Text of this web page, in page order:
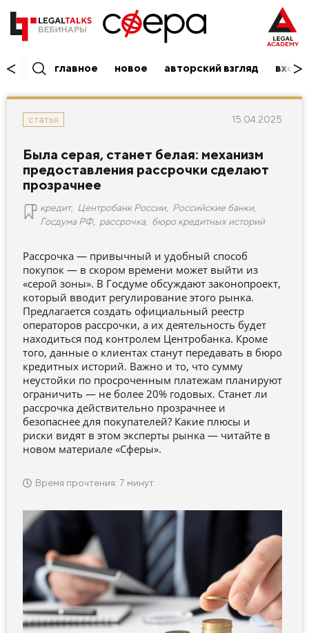
главное новое авторский взгляд вход/
статья 15.04.2025
Была серая, станет белая: механизм
предоставления рассрочки сделают
прозрачнее
кредит, Центробанк России, Российские банки,
Госдума РФ, рассрочка бюро кредитных историй
Рассрочка — привычный и удобный способ
покупок — в скором времени может выйти из
«серой зоны». В Госдуме обсуждают законопроект,
который вводит регулирование этого рынка.
Предлагается создать официальный реестр
операторов рассрочки, а их деятельность будет
находиться под контролем Центробанка. Кроме
того, данные о клиентах станут передавать в бюро
кредитных историй. Важно и то, что сумму
неустойки по просроченным платежам планируют
ограничить — не более 20% годовых. Станет ли
рассрочка действительно прозрачнее и
безопаснее для покупателей? Какие плюсы и
риски видят в этом эксперты рынка — читайте в
новом материале «Сферы».
Время прочтения: 7 минут